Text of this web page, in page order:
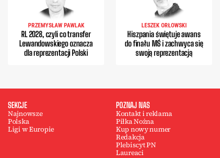
PRZEMYSŁAW PAWLAK
RL 2028, czyli co transfer
Lewandowskiego oznacza
dla reprezentacji Polski
LESZEK ORŁOWSKI
Hiszpania świętuje awans
do finału MŚ i zachwyca się
swoją reprezentacją
SEKCJE
Najnowsze
Polska
Ligi w Europie
POZNAJ NAS
Kontakt i reklama
Piłka Nożna
Kup nowy numer
Redakcja
Plebiscyt PN
Laureaci